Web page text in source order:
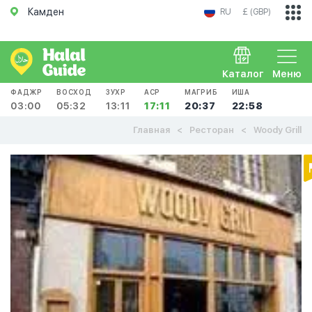
Камден RU £ (GBP)
Меню
Каталог
ФАДЖР
03:00
ВОСХОД
05:32
ЗУХР
13:11
АСР
17:11
МАГРИБ
20:37
ИША
22:58
Главная Ресторан Woody Grill